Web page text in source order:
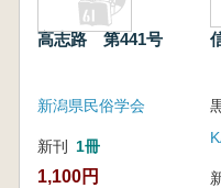
高志路 第441号
新潟県民俗学会
新刊 1冊
1,100円